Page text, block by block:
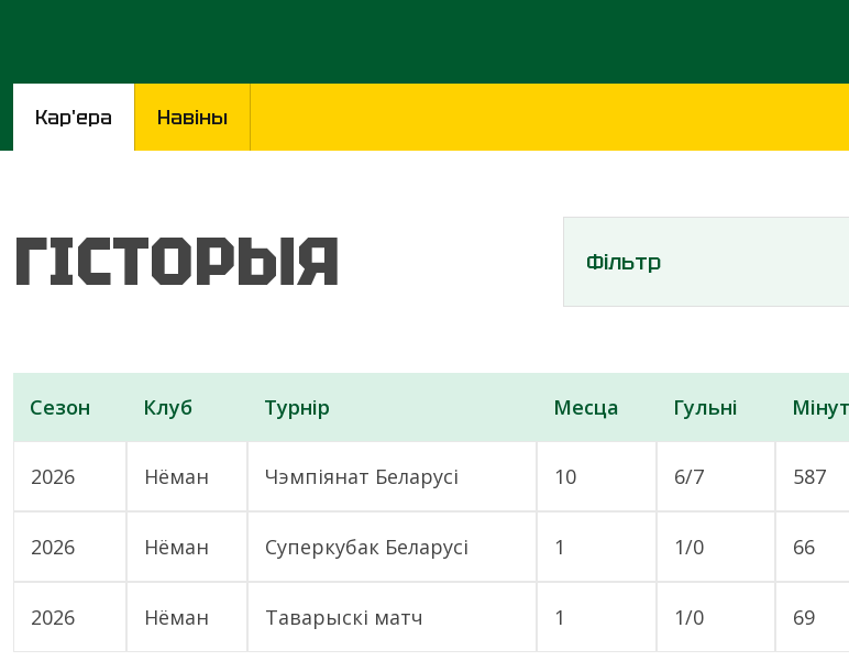
Кар'ера Навіны
ГІСТОРЫЯ Фільтр
Сезон Клуб Турнір Месца Гульні
2026 Нёман Чэмпіянат Беларусі 10 6/7 587
2026 Нёман Суперкубак Беларусі 1 1/0 66
2026 Нёман Таварыскі матч 1 1/0 69